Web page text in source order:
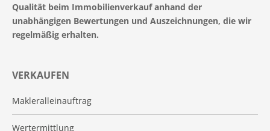
VERKAUFEN
Makleralleinauftrag
Wertermittlung
Qualität beim Immobilienverkauf anhand der
unabhängigen Bewertungen und Auszeichnungen, die wir
regelmäßig erhalten.